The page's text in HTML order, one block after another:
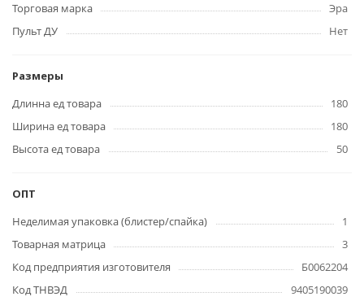
Торговая марка
Эра
Пульт ДУ
Нет
Размеры
Длинна ед товара
180
Ширина ед товара
180
Высота ед товара
50
ОПТ
Неделимая упаковка (блистер/спайка)
1
Товарная матрица
3
Код предприятия изготовителя
Б0062204
Код ТНВЭД
9405190039